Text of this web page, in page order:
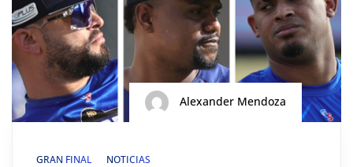
Alexander Mendoza
GRAN FINAL NOTICIAS